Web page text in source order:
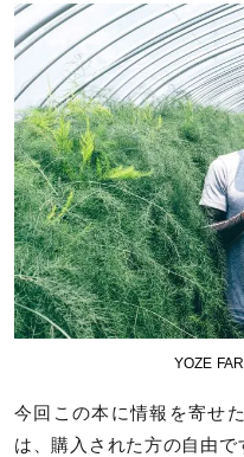
YOZE
今回この本に情報を寄せ
は、購入された方の自由